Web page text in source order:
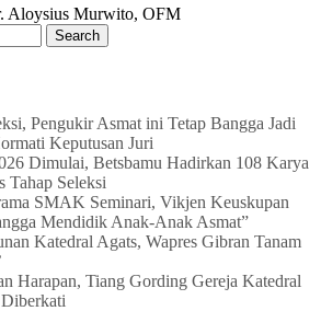
Pengukir Asmat ini Tetap Bangga Jadi
Keputusan Juri
Dimulai, Betsbamu Hadirkan 108 Karya
Tahap Seleksi
SMAK Seminari, Vikjen Keuskupan
Mendidik Anak-Anak Asmat”
Katedral Agats, Wapres Gibran Tanam
Harapan, Tiang Gording Gereja Katedral